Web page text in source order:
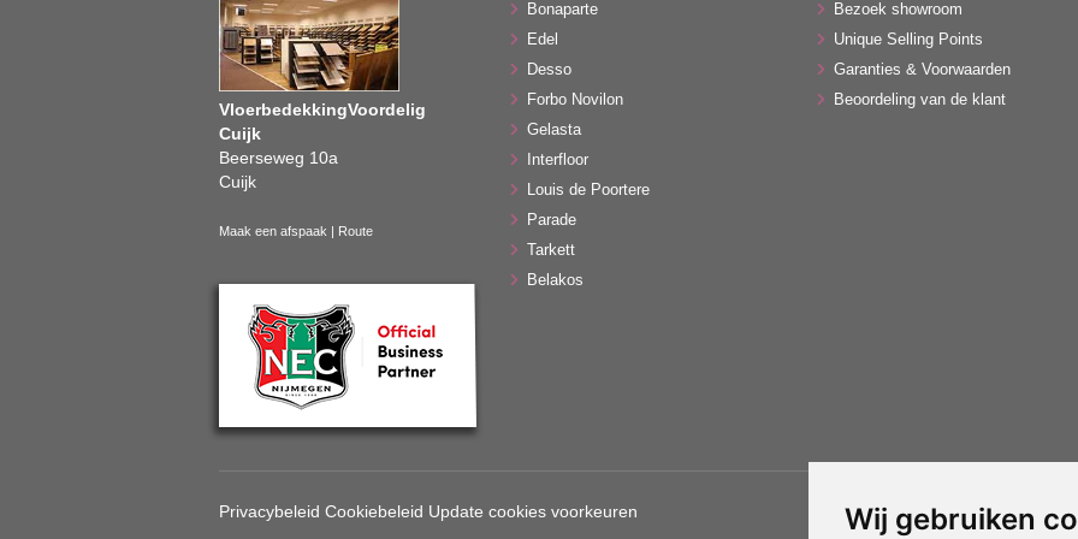
Wij gebruiken
VloerbedekkingVoordelig
Cuijk
Beerseweg 10a
Cuijk
Maak een afspaak | Route
Bonaparte
Edel
Desso
Forbo Novilon
Gelasta
Interfloor
Louis de Poortere
Parade
Tarkett
Belakos
Bezoek showroom
Unique Selling Points
Garanties & Voorwaarden
Beoordeling van de klant
Privacybeleid Cookiebeleid Update cookies voorkeuren Gebruik van deze site betekent